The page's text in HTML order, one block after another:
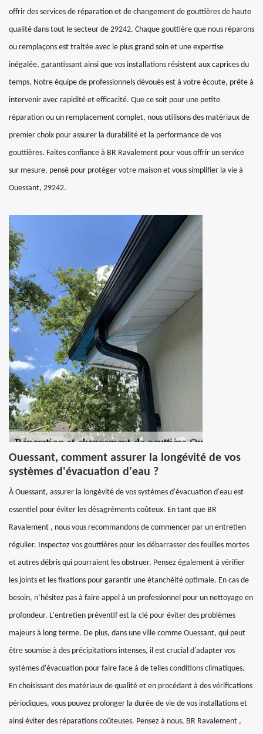
offrir des services de réparation et de changement de gouttières de haute
qualité dans tout le secteur de 29242. Chaque gouttière que nous réparons
ou remplaçons est traitée avec le plus grand soin et une expertise
inégalée, garantissant ainsi que vos installations résistent aux caprices du
temps. Notre équipe de professionnels dévoués est à votre écoute, prête à
intervenir avec rapidité et efficacité. Que ce soit pour une petite
réparation ou un remplacement complet, nous utilisons des matériaux de
premier choix pour assurer la durabilité et la performance de vos
gouttières. Faites confiance à BR Ravalement pour vous offrir un service
sur mesure, pensé pour protéger votre maison et vous simplifier la vie à
Ouessant, 29242.
Ouessant, comment assurer la longévité de vos
systèmes d'évacuation d'eau ?
À Ouessant, assurer la longévité de vos systèmes d'évacuation d'eau est
essentiel pour éviter les désagréments coûteux. En tant que BR
Ravalement , nous vous recommandons de commencer par un entretien
régulier. Inspectez vos gouttières pour les débarrasser des feuilles mortes
et autres débris qui pourraient les obstruer. Pensez également à vérifier
les joints et les fixations pour garantir une étanchéité optimale. En cas de
besoin, n’hésitez pas à faire appel à un professionnel pour un nettoyage en
profondeur. L'entretien préventif est la clé pour éviter des problèmes
majeurs à long terme. De plus, dans une ville comme Ouessant, qui peut
être soumise à des précipitations intenses, il est crucial d'adapter vos
systèmes d'évacuation pour faire face à de telles conditions climatiques.
En choisissant des matériaux de qualité et en procédant à des vérifications
périodiques, vous pouvez prolonger la durée de vie de vos installations et
ainsi éviter des réparations coûteuses. Pensez à nous, BR Ravalement ,